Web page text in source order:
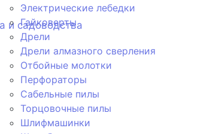
и садоводства
Электрические лебедки
Гайковерты
Дрели
Дрели алмазного сверления
Отбойные молотки
Перфораторы
Сабельные пилы
Торцовочные пилы
Шлифмашинки